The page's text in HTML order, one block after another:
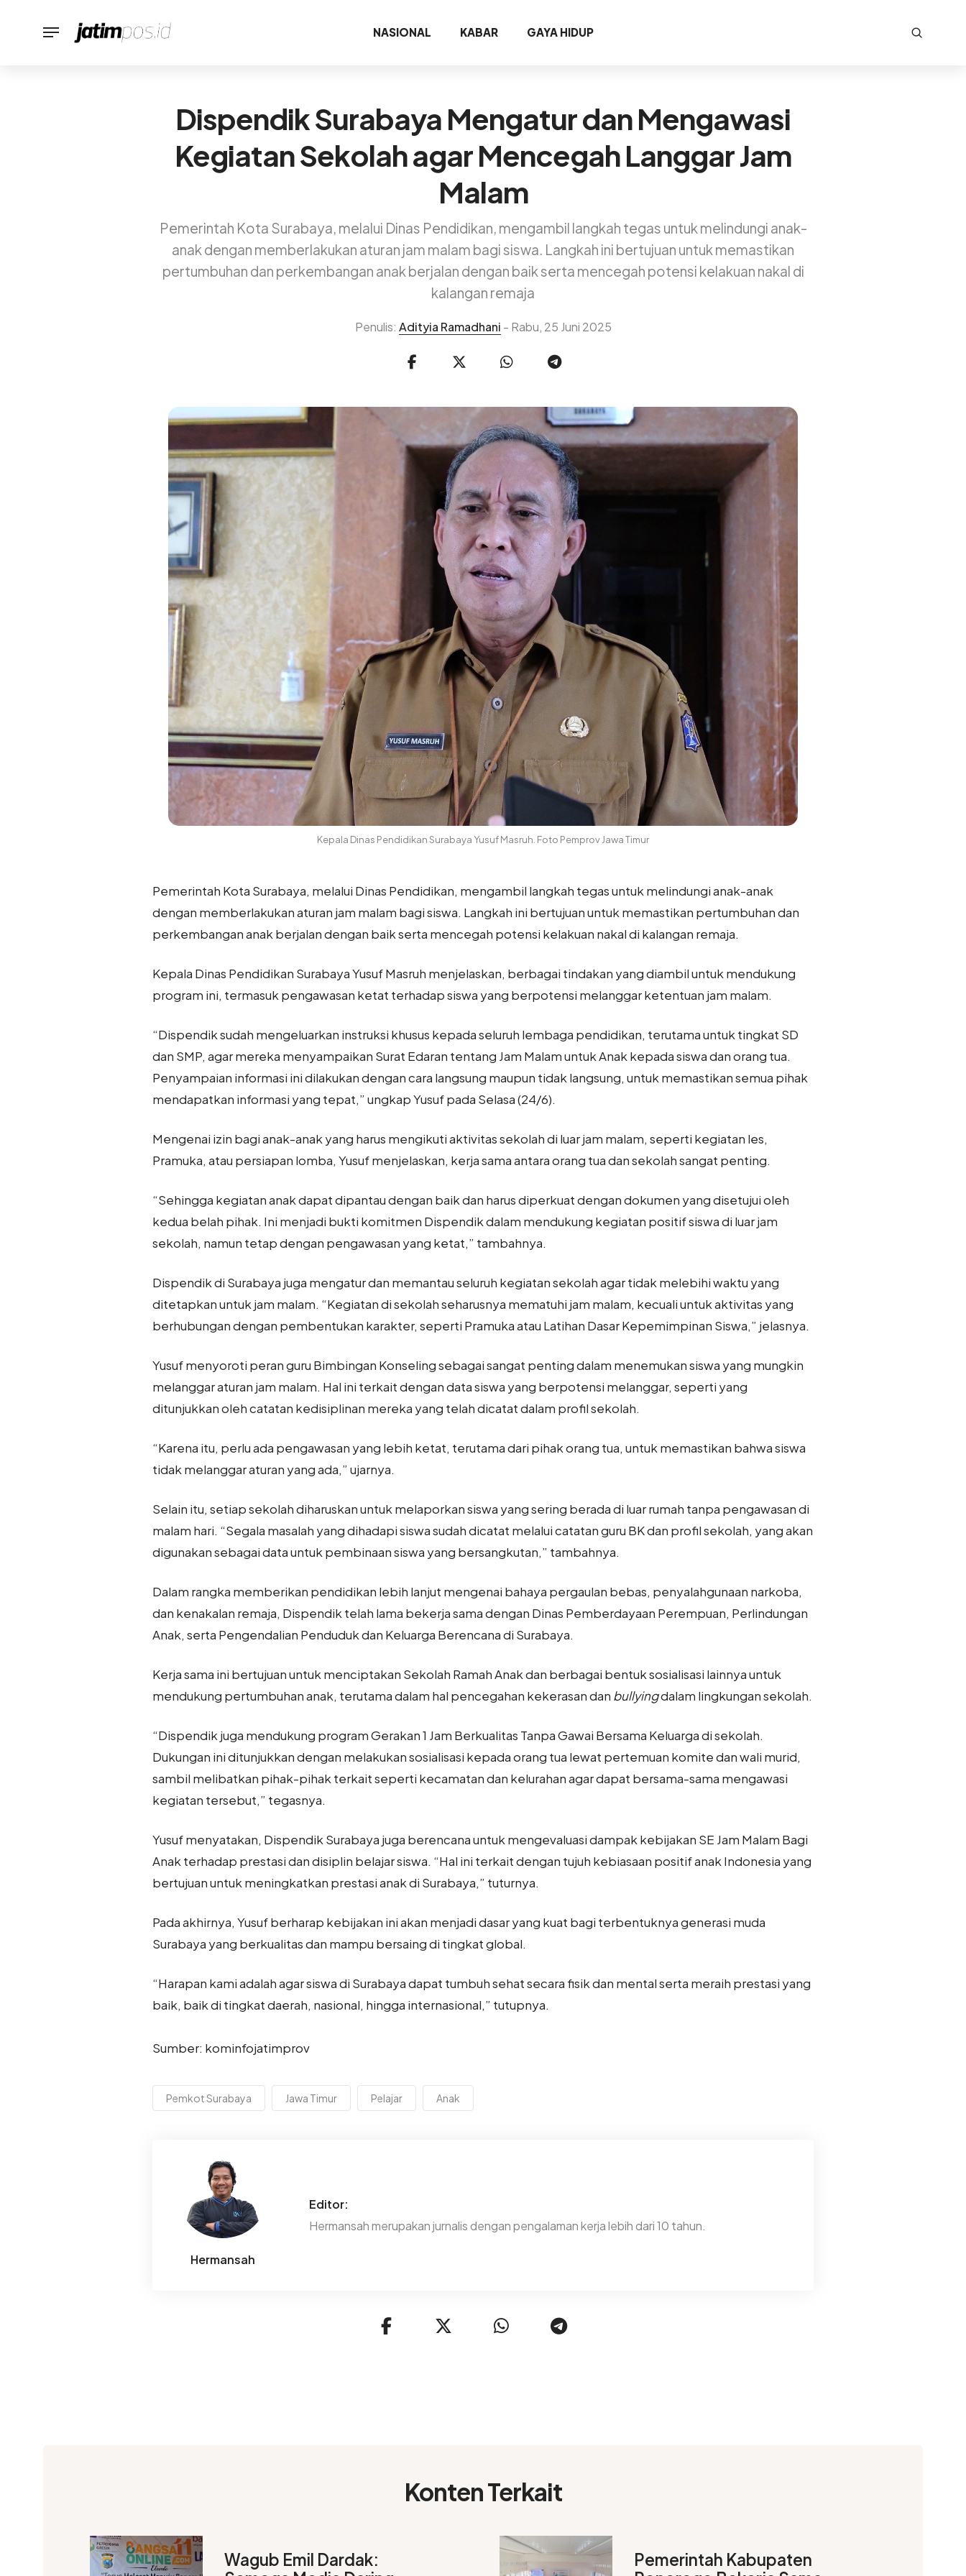
NASIONAL KABAR GAYA HIDUP
Dispendik Surabaya Mengatur dan Mengawasi
Kegiatan Sekolah agar Mencegah Langgar Jam
Malam
Pemerintah Kota Surabaya, melalui Dinas Pendidikan, mengambil langkah tegas untuk melindungi anak-
anak dengan memberlakukan aturan jam malam bagi siswa. Langkah ini bertujuan untuk memastikan
pertumbuhan dan perkembangan anak berjalan dengan baik serta mencegah potensi kelakuan nakal di
kalangan remaja
Penulis: Adityia Ramadhani - Rabu, 25 Juni 2025
Kepala Dinas Pendidikan Surabaya Yusuf Masruh. Foto Pemprov Jawa Timur
Pemerintah Kota Surabaya, melalui Dinas Pendidikan, mengambil langkah tegas untuk melindungi anak-anak
dengan memberlakukan aturan jam malam bagi siswa. Langkah ini bertujuan untuk memastikan pertumbuhan dan
perkembangan anak berjalan dengan baik serta mencegah potensi kelakuan nakal di kalangan remaja.
Kepala Dinas Pendidikan Surabaya Yusuf Masruh menjelaskan, berbagai tindakan yang diambil untuk mendukung
program ini, termasuk pengawasan ketat terhadap siswa yang berpotensi melanggar ketentuan jam malam.
“Dispendik sudah mengeluarkan instruksi khusus kepada seluruh lembaga pendidikan, terutama untuk tingkat SD
dan SMP, agar mereka menyampaikan Surat Edaran tentang Jam Malam untuk Anak kepada siswa dan orang tua.
Penyampaian informasi ini dilakukan dengan cara langsung maupun tidak langsung, untuk memastikan semua pihak
mendapatkan informasi yang tepat,” ungkap Yusuf pada Selasa (24/6).
Mengenai izin bagi anak-anak yang harus mengikuti aktivitas sekolah di luar jam malam, seperti kegiatan les,
Pramuka, atau persiapan lomba, Yusuf menjelaskan, kerja sama antara orang tua dan sekolah sangat penting.
“Sehingga kegiatan anak dapat dipantau dengan baik dan harus diperkuat dengan dokumen yang disetujui oleh
kedua belah pihak. Ini menjadi bukti komitmen Dispendik dalam mendukung kegiatan positif siswa di luar jam
sekolah, namun tetap dengan pengawasan yang ketat,” tambahnya.
Dispendik di Surabaya juga mengatur dan memantau seluruh kegiatan sekolah agar tidak melebihi waktu yang
ditetapkan untuk jam malam. “Kegiatan di sekolah seharusnya mematuhi jam malam, kecuali untuk aktivitas yang
berhubungan dengan pembentukan karakter, seperti Pramuka atau Latihan Dasar Kepemimpinan Siswa,” jelasnya.
Yusuf menyoroti peran guru Bimbingan Konseling sebagai sangat penting dalam menemukan siswa yang mungkin
melanggar aturan jam malam. Hal ini terkait dengan data siswa yang berpotensi melanggar, seperti yang
ditunjukkan oleh catatan kedisiplinan mereka yang telah dicatat dalam profil sekolah.
“Karena itu, perlu ada pengawasan yang lebih ketat, terutama dari pihak orang tua, untuk memastikan bahwa siswa
tidak melanggar aturan yang ada,” ujarnya.
Selain itu, setiap sekolah diharuskan untuk melaporkan siswa yang sering berada di luar rumah tanpa pengawasan di
malam hari. “Segala masalah yang dihadapi siswa sudah dicatat melalui catatan guru BK dan profil sekolah, yang akan
digunakan sebagai data untuk pembinaan siswa yang bersangkutan,” tambahnya.
Dalam rangka memberikan pendidikan lebih lanjut mengenai bahaya pergaulan bebas, penyalahgunaan narkoba,
dan kenakalan remaja, Dispendik telah lama bekerja sama dengan Dinas Pemberdayaan Perempuan, Perlindungan
Anak, serta Pengendalian Penduduk dan Keluarga Berencana di Surabaya.
Kerja sama ini bertujuan untuk menciptakan Sekolah Ramah Anak dan berbagai bentuk sosialisasi lainnya untuk
mendukung pertumbuhan anak, terutama dalam hal pencegahan kekerasan dan bullyingdalam lingkungan sekolah.
“Dispendik juga mendukung program Gerakan 1 Jam Berkualitas Tanpa Gawai Bersama Keluarga di sekolah.
Dukungan ini ditunjukkan dengan melakukan sosialisasi kepada orang tua lewat pertemuan komite dan wali murid,
sambil melibatkan pihak-pihak terkait seperti kecamatan dan kelurahan agar dapat bersama-sama mengawasi
kegiatan tersebut,” tegasnya.
Yusuf menyatakan, Dispendik Surabaya juga berencana untuk mengevaluasi dampak kebijakan SE Jam Malam Bagi
Anak terhadap prestasi dan disiplin belajar siswa. “Hal ini terkait dengan tujuh kebiasaan positif anak Indonesia yang
bertujuan untuk meningkatkan prestasi anak di Surabaya,” tuturnya.
Pada akhirnya, Yusuf berharap kebijakan ini akan menjadi dasar yang kuat bagi terbentuknya generasi muda
Surabaya yang berkualitas dan mampu bersaing di tingkat global.
“Harapan kami adalah agar siswa di Surabaya dapat tumbuh sehat secara fisik dan mental serta meraih prestasi yang
baik, baik di tingkat daerah, nasional, hingga internasional,” tutupnya.
Sumber: kominfojatimprov
Pemkot Surabaya Jawa Timur Pelajar Anak
Hermansah
Editor:
Hermansah merupakan jurnalis dengan pengalaman kerja lebih dari 10 tahun.
Konten Terkait
Wagub Emil Dardak:
Pemerintah Kabupaten